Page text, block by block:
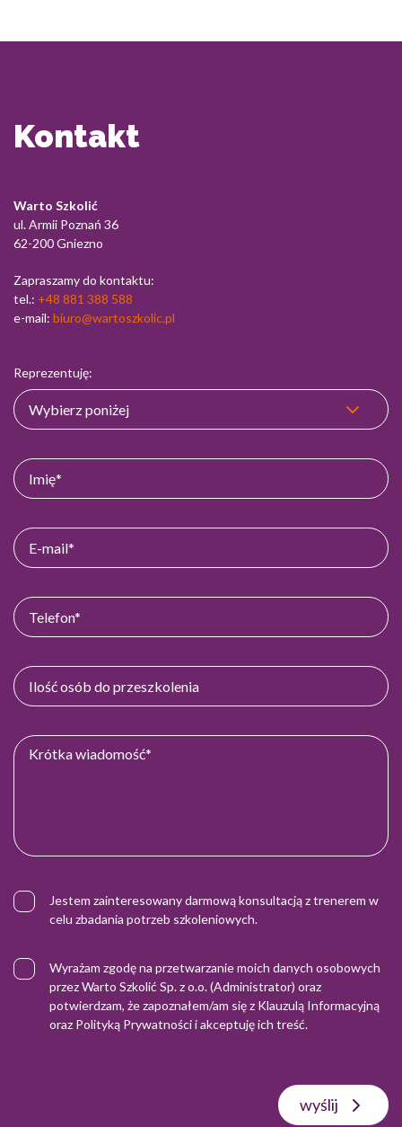
Kontakt
Warto Szkolić
ul. Armii Poznań 36
62-200 Gniezno
Zapraszamy do kontaktu:
tel.: +48 881 388 588
e-mail: biuro@wartoszkolic.pl
Reprezentuję:
Jestem zainteresowany darmową konsultacją z trenerem w
celu zbadania potrzeb szkoleniowych.
Wyrażam zgodę na przetwarzanie moich danych osobowych
przez Warto Szkolić Sp. z o.o. (Administrator) oraz
potwierdzam, że zapoznałem/am się z Klauzulą Informacyjną
oraz Polityką Prywatnościi akceptuję ich treść.
wyślij